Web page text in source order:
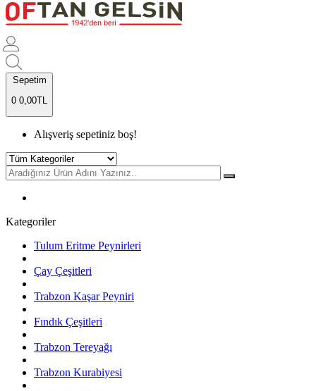
Sepetim
0 0,00TL
Alışveriş sepetiniz boş!
Kategoriler
Tulum Eritme Peynirleri
Çay Çeşitleri
Trabzon Kaşar Peyniri
Fındık Çeşitleri
Trabzon Tereyağı
Trabzon Kurabiyesi